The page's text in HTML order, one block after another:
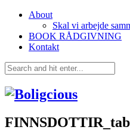
About
Skal vi arbejde
BOOK RÅDGIVNING
Kontakt